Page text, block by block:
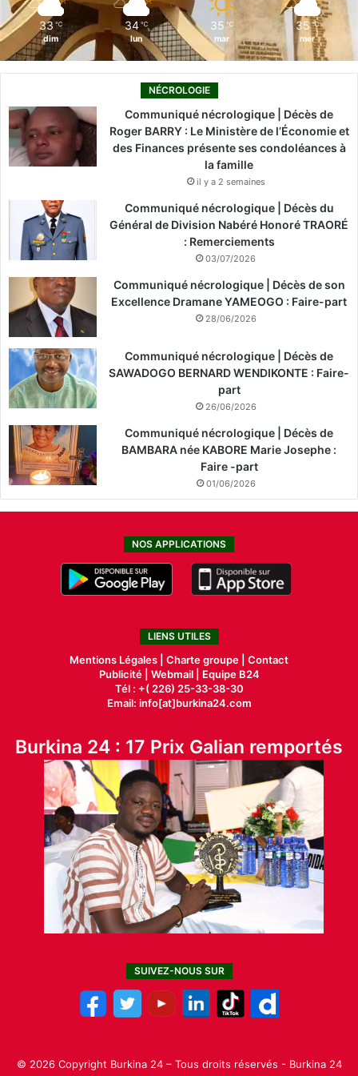
33 ℃
dim
34 ℃
lun
35 ℃
mar
35 ℃
mer
NÉCROLOGIE
Communiqué nécrologique | Décès de
Roger BARRY : Le Ministère de l’Économie et
des Finances présente ses condoléances à
la famille
il y a 2 semaines
Communiqué nécrologique | Décès du
Général de Division Nabéré Honoré TRAORÉ
: Remerciements
03/07/2026
Communiqué nécrologique | Décès de son
Excellence Dramane YAMEOGO : Faire-part
28/06/2026
Communiqué nécrologique | Décès de
SAWADOGO BERNARD WENDIKONTE : Faire-
part
26/06/2026
Communiqué nécrologique | Décès de
BAMBARA née KABORE Marie Josephe :
Faire -part
01/06/2026
NOS APPLICATIONS
LIENS UTILES
Mentions Légales | Charte groupe | Contact
Publicité| Webmail |
Equipe B24
Tél : +( 226) 25-33-38-30
Email: info[at]burkina24.com
Burkina 24 : 17 Prix Galian remportés
SUIVEZ-NOUS SUR
© 2026 Copyright Burkina 24 – Tous droits réservés - Burkina 24